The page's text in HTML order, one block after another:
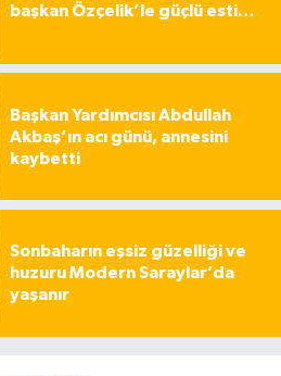
başkan Özçelik’le güçlü esti…
Başkan Yardımcısı Abdullah
Akbaş’ın acı günü, annesini
kaybetti
Sonbaharın eşsiz güzelliği ve
huzuru Modern Saraylar’da
yaşanır